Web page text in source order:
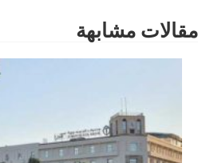
مقالات مشابهة